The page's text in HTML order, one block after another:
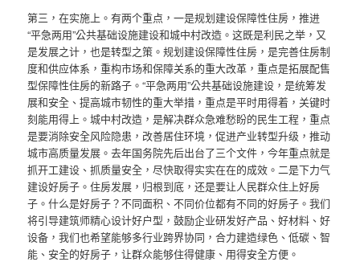
第三，在实施上。有两个重点，一是规划建设保障性住房，推进
“平急两用”公共基础设施建设和城中村改造。这既是利民之举，又
是发展之计，也是转型之策。规划建设保障性住房，是完善住房制
度和供应体系，重构市场和保障关系的重大改革，重点是拓展配售
型保障性住房的新路子。“平急两用”公共基础设施建设，是统筹发
展和安全、提高城市韧性的重大举措，重点是平时用得着，关键时
刻能用得上。城中村改造，是解决群众急难愁盼的民生工程，重点
是要消除安全风险隐患，改善居住环境，促进产业转型升级，推动
城市高质量发展。去年国务院先后出台了三个文件，今年重点就是
抓开工建设、抓质量安全，尽快取得实实在在的成效。二是下力气
建设好房子。住房发展，归根到底，还是要让人民群众住上好房
子。什么是好房子？不同面积、不同价位都有不同的好房子。我们
将引导建筑师精心设计好户型，鼓励企业研发好产品、好材料、好
设备，我们也希望能够多行业跨界协同，合力建造绿色、低碳、智
能、安全的好房子，让群众能够住得健康、用得安全方便。